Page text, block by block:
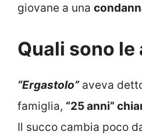
giovane a una
Quali sono le
“Ergastolo” aveva
famiglia, “25 anni”
Il succo cambia poco